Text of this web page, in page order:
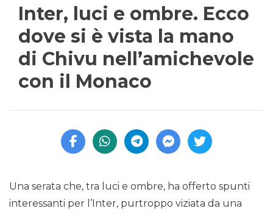
Inter, luci e ombre. Ecco
dove si è vista la mano
di Chivu nell’amichevole
con il Monaco
Una serata che, tra luci e ombre, ha offerto spunti
interessanti per l’Inter, purtroppo viziata da una